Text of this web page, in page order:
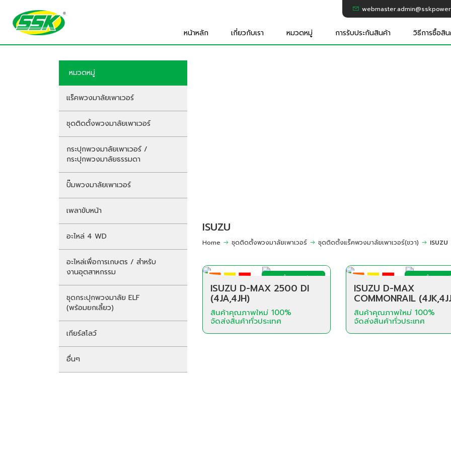
หน้าหลัก เกี่ยวกับเรา หมวดหมู่ การรับประกันสินค้า วิธีการซื้อสิ
หมวดหมู่
แร็คพวงมาลัยเพาเวอร์
ชุดติดตั้งพวงมาลัยเพาเวอร์
กระปุกพวงมาลัยเพาเวอร์ /
กระปุกพวงมาลัยธรรมดา
ปั๊มพวงมาลัยเพาเวอร์
เพลาขับหน้า
อะไหล่ 4 WD
อะไหล่เพื่อการเกษตร / สำหรับ
งานอุตสาหกรรม
ชุดกระปุกพวงมาลัย ELF
(พร้อมยกเลี้ยว)
เกียร์สโลว์
อื่นๆ
ISUZU
Home ชุดติดตั้งพวงมาลัยเพาเวอร์ ชุดติดตั้งแร็คพวงมาลัยเพาเวอร์(ขวา) ISUZU
ชุดติดตั้งพวงมาลัย
เพาเวอร์
ISUZU D-MAX 2500 DI
(4JA,4JH)
สินค้าคุณภาพใหม่ 100%
จัดส่งสินค้าทั่วประเทศ
ชุดติดตั้งพวงมา
เพาเวอร์
ISUZU D-MAX
COMMONRAIL
สินค้าคุณภาพใหม่ 100%
จัดส่งสินค้าทั่วประเทศ